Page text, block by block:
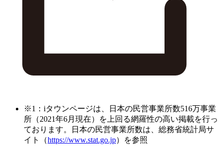
※1：iタウンページは、日本の民営事業所数516万事業
所（2021年6月現在）を上回る網羅性の高い掲載を行っ
ております。日本の民営事業所数は、総務省統計局サ
イト（https://www.stat.go.jp）を参照